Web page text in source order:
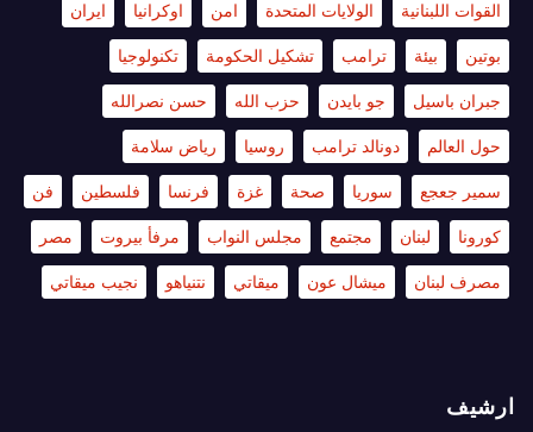
القوات اللبنانية الولايات المتحدة امن اوكرانيا ايران
بوتين بيئة ترامب تشكيل الحكومة تكنولوجيا
جبران باسيل جو بايدن حزب الله حسن نصرالله
حول العالم دونالد ترامب روسيا رياض سلامة
سمير جعجع سوريا صحة غزة فرنسا فلسطين فن
كورونا لبنان مجتمع مجلس النواب مرفأ بيروت مصر
مصرف لبنان ميشال عون ميقاتي نتنياهو نجيب ميقاتي
ارشيف